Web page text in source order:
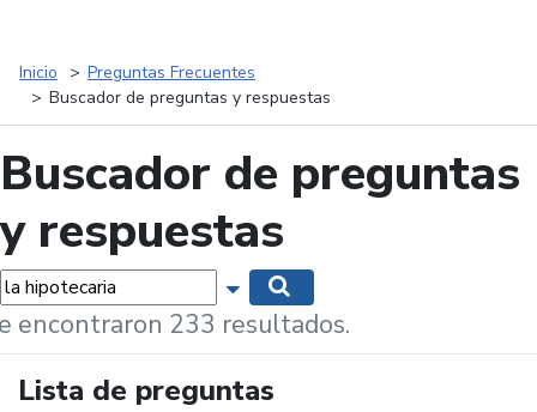
Inicio
Preguntas Frecuentes
Buscador de preguntas y respuestas
Buscador de preguntas
y respuestas
Mostrar opciones de búsqueda
encontraron 233 resultados.
Lista de preguntas